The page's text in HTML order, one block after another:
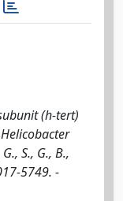
(h-tert)
S., G., B.,
5749. -